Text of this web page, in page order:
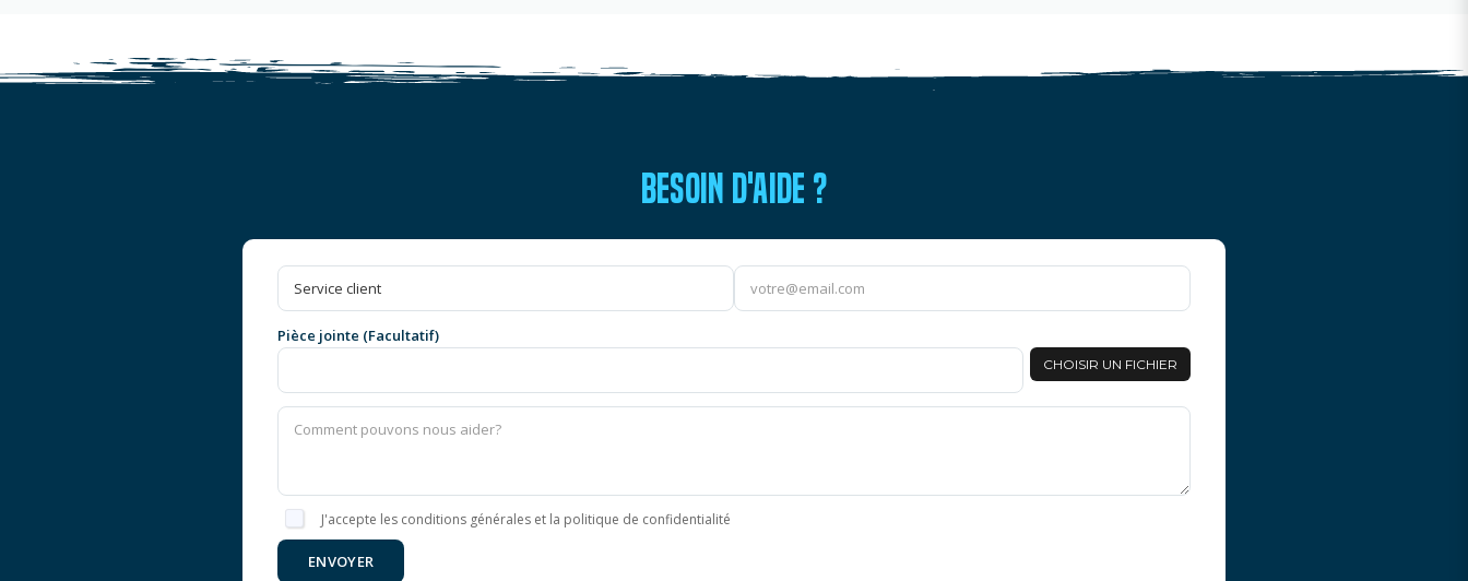
BESOIN D'AIDE ?
Pièce jointe (Facultatif)
CHOISIR UN FICHIER
J'accepte les conditions générales et la politique de confidentialité
ENVOYER